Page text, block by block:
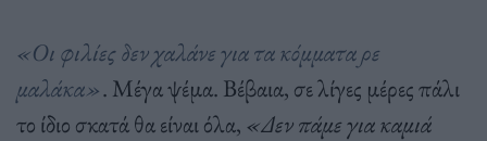
«Οι φιλίες δεν χαλάνε για τα κόμματα ρε
μαλάκα». Μέγα ψέμα. Βέβαια, σε λίγες μέρες πάλι
το ίδιο σκατά θα είναι όλα, «Δεν πάμε για καμιά